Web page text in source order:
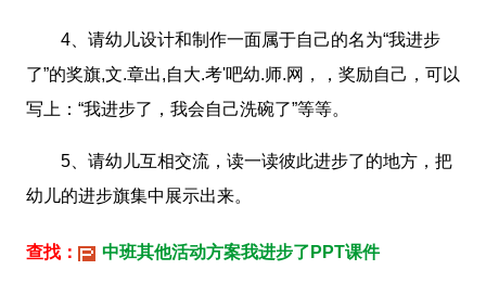
4、请幼儿设计和制作一面属于自己的名为“我进步
了”的奖旗,文.章出,自大.考'吧幼.师.网，，奖励自己，可以
写上：“我进步了，我会自己洗碗了”等等。
5、请幼儿互相交流，读一读彼此进步了的地方，把
幼儿的进步旗集中展示出来。
查找： 中班其他活动方案我进步了PPT课件